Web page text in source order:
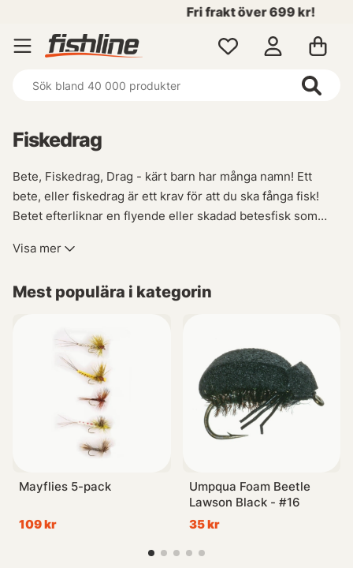
Fri frakt över 699 kr!
Fiskedrag
Bete, Fiskedrag, Drag - kärt barn har många namn! Ett
bete, eller fiskedrag är ett krav för att du ska fånga fisk!
Betet efterliknar en flyende eller skadad betesfisk som
brett sortiment av beten för att just du ska finna det du
Gösfiske, Öringfiske, Havsfiske efter Torsk, Sej och
Visa mer
Mest populära i kategorin
Mayflies 5-pack
109 kr
Umpqua Foam Beetle
Lawson Black - #16
35 kr